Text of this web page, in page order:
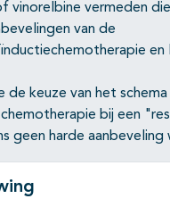
vinorelbine vermeden
van de
en
de keuze van het
bij een
geen harde